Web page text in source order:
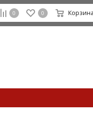
0 0 Корзина